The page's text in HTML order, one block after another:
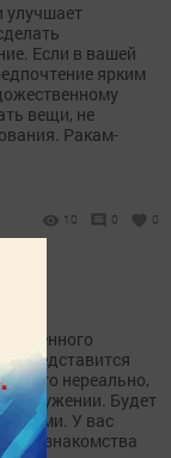
улучшает
Если в вашей
ярким
вещи, не
Ракам-
10 0 0
представится
это нереально,
окружении. Будет
У вас
знакомства